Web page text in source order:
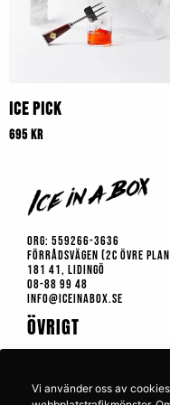
Vi använder oss av
Ice Pick
695kr
Org: 559266-3636
Förrådsvägen (2c Övre
181 41, Lidingö
08-88 99 48
info@iceinabox.se
ÖVRIGT
Ångerrätt